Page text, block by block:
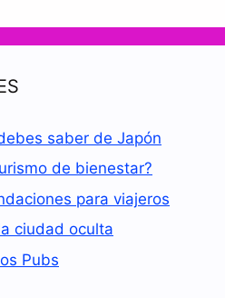
saber de Japón
de bienestar?
para viajeros
ciudad oculta
Pubs